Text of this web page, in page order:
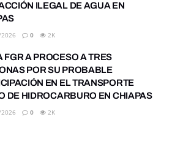
ILEGAL DE AGUA EN
0 2K
FGR A PROCESO A TRES
POR SU PROBABLE
EN EL TRANSPORTE
DE HIDROCARBURO EN CHIAPAS
0 2K